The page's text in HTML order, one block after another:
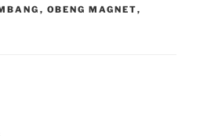
, OBENG MAGNET,